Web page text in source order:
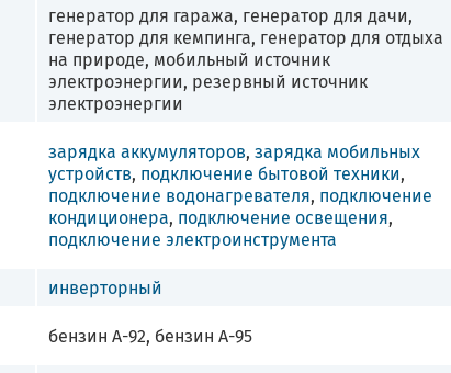
генератор для гаража, генератор для дачи,
генератор для кемпинга, генератор для отдыха
на природе, мобильный источник
электроэнергии, резервный источник
электроэнергии
зарядка аккумуляторов, зарядка мобильных
устройств, подключение бытовой техники,
подключение водонагревателя, подключение
кондиционера, подключение освещения,
подключение электроинструмента
инверторный
бензин А-92, бензин А-95